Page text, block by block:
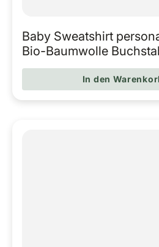
Baby Sweatshirt
Bio-Baumwolle
In den